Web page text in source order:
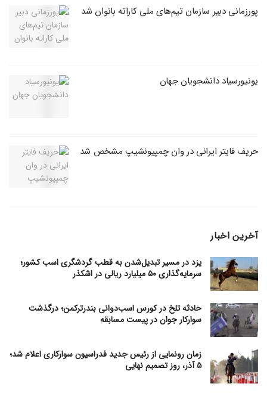
پورزمانی دبیر سازمان تیم‌های ملی کاراته بانوان شد
یونیورسیاد دانشجویان جهان
حریف فایتر ایرانی در وان چمپیونشیپ مشخص شد
آخرین اخبار
یزد در مسیر تبدیل‌شدن به قطب گردشگری اسب کشور؛
سرمایه‌گذاری ۵۰ میلیارد ریالی در اشکذر
حادثه تلخ در کورس اسب‌دوانی بندرترکمن؛ درگذشت
سوارکار جوان در پیست مسابقه
زمان رونمایی از رئیس جدید فدراسیون سوارکاری اعلام شد؛
۵ آذر، روز تصمیم نهایی